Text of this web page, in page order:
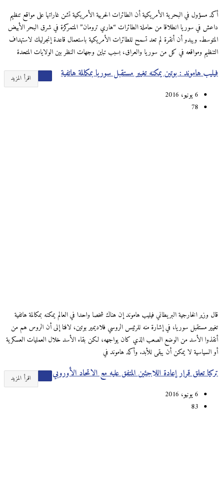
أكد مسؤول في البحرية الأمريكية أن الطائرات الحربية الأمريكية تشن غاراتها على مواقع تنظيم
داعش في سوريا انطلاقا من حاملة الطائرات “هاري ترومان” المتمركزة في شرق البحر الأبيض
المتوسط. ويبدو أن أنقرة لم تعد تسمح للطائرات الأمريكية باستعمال قاعدة إنجرليك لاستهداف
التنظيم ومواقعه في كل من سوريا والعراق، بسبب تباين وجهات النظر بين الولايات المتحدة
اقرأ المزيد فيليب هاموند : بوتين يمكنه تغيير مستقبل سوريا بمكالمة هاتفية
78
قال وزير الخارجية البريطاني فيليب هاموند إن هناك شخصا واحدا في العالم يمكنه بمكالمة هاتفية
تغيير مستقبل سوريا، في إشارة منه للرئيس الروسي فلاديمير بوتين، لافتا إلى أن الروس هم من
أنقذوا الأسد من الوضع الصعب الذي كان يواجهه، لكن بقاء الأسد خلال العمليات العسكرية
أو السياسية لا يمكن أن يبقى للأبد. وأكد هاموند في
اقرأ المزيد تركيا تعلق قرار إعادة اللاجئين المتفق عليه مع الاتحاد الأوروبي
83